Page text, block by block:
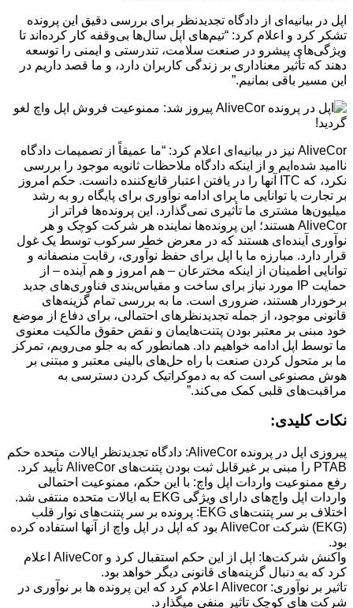
اپل در بیانیه‌ای از دادگاه تجدیدنظر برای بررسی دقیق این پرونده
تشکر کرد و اعلام کرد: “تیم‌های اپل سال‌ها بی‌وقفه کار کرده‌اند تا
ویژگی‌های پیشرو در صنعت سلامت، تندرستی و ایمنی را توسعه
دهند که تأثیر معناداری بر زندگی کاربران دارد، و ما قصد داریم در
این مسیر باقی بمانیم.”
AliveCor نیز در بیانیه‌ای اعلام کرد: “ما عمیقاً از تصمیمات دادگاه
ناامید شده‌ایم و از اینکه دادگاه ملاحظات ثانویه موجود را بررسی
نکرد، که ITC آنها را در یافتن اعتبار قانع‌کننده دانست. حکم امروز
بر تجارت یا توانایی ما برای ادامه نوآوری برای پایگاه رو به رشد
میلیون‌ها مشتری ما تأثیری نمی‌گذارد. این پرونده‌ها فراتر از
AliveCor هستند؛ این پرونده‌ها نماینده هر شرکت کوچک و هر
نوآوری آینده‌ای هستند که در معرض خطر سرکوب توسط یک غول
قرار دارد. مبارزه ما با اپل برای حفظ نوآوری، رقابت منصفانه و
توانایی اطمینان از اینکه مخترعان – هم امروز و هم آینده – از
حمایت IP مورد نیاز برای ساخت و مقیاس‌بندی فناوری‌های جدید
برخوردار هستند، ضروری است. ما به بررسی تمام گزینه‌های
قانونی موجود، از جمله تجدیدنظرهای احتمالی، برای دفاع از موضع
خود مبنی بر معتبر بودن پتنت‌هایمان و نقض حقوق مالکیت معنوی
ما توسط اپل ادامه خواهیم داد. همانطور که به جلو می‌رویم، تمرکز
ما بر متحول کردن صنعت با راه حل‌های بالینی معتبر و مبتنی بر
هوش مصنوعی است که به دموکراتیک کردن دسترسی به
مراقبت‌های قلبی کمک می‌کند.”
نکات کلیدی:
پیروزی اپل در پرونده AliveCor: دادگاه تجدیدنظر ایالات متحده حکم
PTAB را مبنی بر غیرقابل ثبت بودن پتنت‌های AliveCor تأیید کرد.
رفع ممنوعیت واردات اپل واچ: با این حکم، ممنوعیت احتمالی
واردات اپل واچ‌های دارای ویژگی EKG به ایالات متحده منتفی شد.
اختلاف بر سر پتنت‌های EKG: پرونده بر سر پتنت‌های نوار قلب
(EKG) شرکت AliveCor بود که اپل در اپل واچ از آنها استفاده کرده
بود.
واکنش شرکت‌ها: اپل از این حکم استقبال کرد و AliveCor اعلام
کرد که به دنبال گزینه‌های قانونی دیگر خواهد بود.
تاثیر بر نوآوری: Alivecor اعلام کرد که این پرونده ها بر نوآوری در
شرکت های کوچک تاثیر منفی میگذارد.